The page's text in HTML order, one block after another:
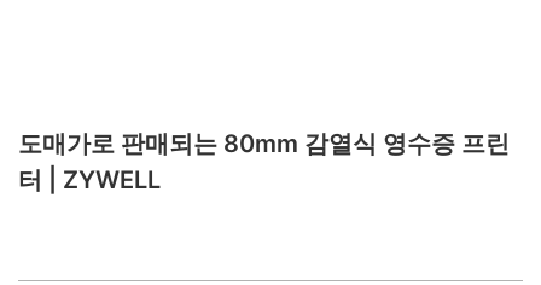
도매가로 판매되는 80mm 감열식 영수증 프린
터 | ZYWELL